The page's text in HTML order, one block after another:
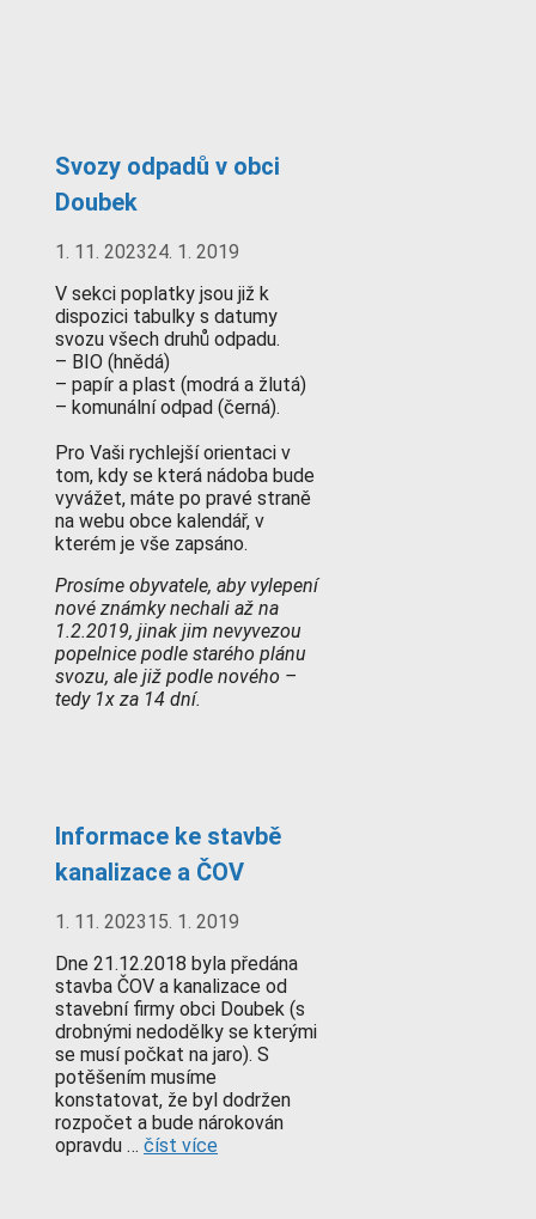
Svozy odpadů v obci
Doubek
1. 11. 202324. 1. 2019
V sekci poplatky jsou již k
dispozici tabulky s datumy
svozu všech druhů odpadu.
– BIO (hnědá)
– papír a plast (modrá a žlutá)
– komunální odpad (černá).
Pro Vaši rychlejší orientaci v
tom, kdy se která nádoba bude
vyvážet, máte po pravé straně
na webu obce kalendář, v
kterém je vše zapsáno.
Prosíme obyvatele, aby vylepení
nové známky nechali až na
1.2.2019, jinak jim nevyvezou
popelnice podle starého plánu
svozu, ale již podle nového –
tedy 1x za 14 dní.
Informace ke stavbě
kanalizace a ČOV
1. 11. 202315. 1. 2019
Dne 21.12.2018 byla předána
stavba ČOV a kanalizace od
stavební firmy obci Doubek (s
drobnými nedodělky se kterými
se musí počkat na jaro). S
potěšením musíme
konstatovat, že byl dodržen
rozpočet a bude nárokován
opravdu … číst více